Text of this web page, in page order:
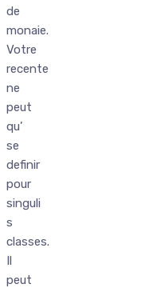
de
monaie.
Votre
recente
ne
peut
qu’
se
definir
pour
singuli
s
classes.
Il
peut